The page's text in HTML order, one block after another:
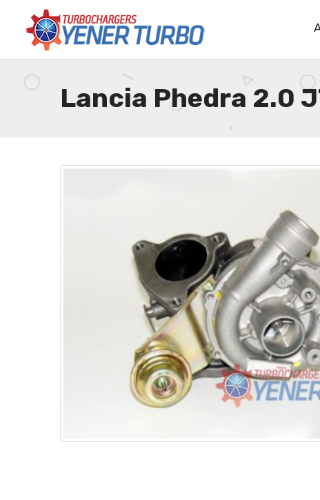
Lancia Phedra 2.0